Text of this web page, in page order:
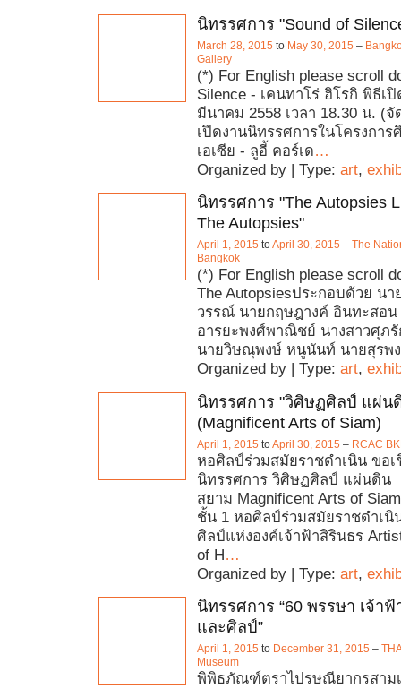
นิทรรศการ "Sound of
March 28, 2015 to May 30, 2015 –
Gallery
(*) For English please scroll
Silence - เคนทาโร่ ฮิโรกิ พิธีเ
มีนาคม 2558 เวลา 18.30 น. (
เปิดงานนิทรรศการในโครงกา
เอเซีย - ลูอี้ คอร์เด…
Organized by | Type: art,
นิทรรศการ "The Autopsies
The Autopsies"
April 1, 2015 toApril 30, 2015 – The
Bangkok
(*) For English please scroll
The Autopsiesประกอบด้วย น
วรรณ์ นายกฤษฎางค์ อินทะสอ
อารยะพงศ์พาณิชย์ นางสาวศุภ
นายวิษณุพงษ์ หนูนันท์ นายสุรพ
Organized by | Type: art,
นิทรรศการ "วิศิษฏศิลป์ แผ่น
(Magnificent Arts of Siam)
April 1, 2015 toApril 30, 2015 – RCAC
หอศิลป์ร่วมสมัยราชดำเนิน ขอ
นิทรรศการ วิศิษฏศิลป์ แผ่นดิน
สยาม Magnificent Arts of
ชั้น 1 หอศิลป์ร่วมสมัยราชดำเนิ
ศิลป์แห่งองค์เจ้าฟ้าสิรินธร
of H…
Organized by | Type: art,
นิทรรศการ “60 พรรษา เจ้า
และศิลป์”
April 1, 2015 to December 31, 2015 –
Museum
พิพิธภัณฑ์ตราไปรษณียากรสาม